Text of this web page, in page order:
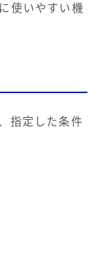
使いやすい機
指定した条件